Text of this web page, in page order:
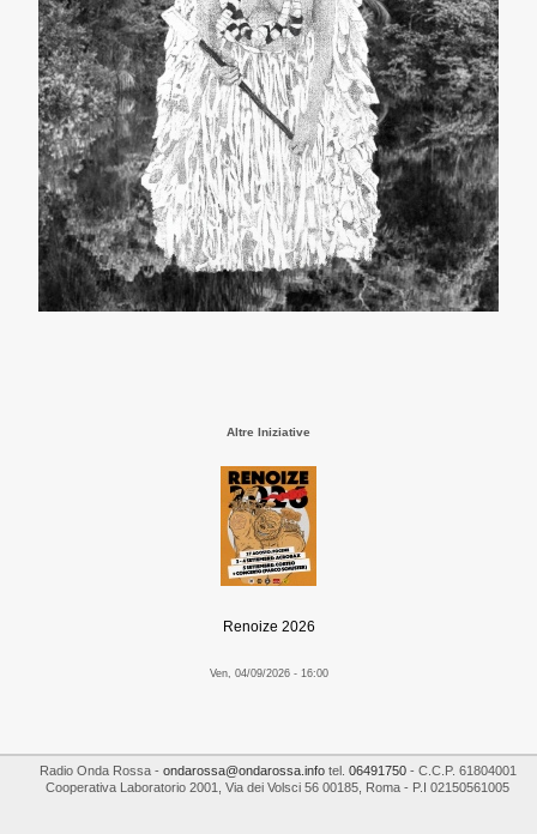
Altre Iniziative
Renoize 2026
Ven, 04/09/2026 - 16:00
Radio Onda Rossa- ondarossa@ondarossa.infotel. 06491750- C.C.P. 61804001
Cooperativa Laboratorio 2001
Via dei Volsci 56 00185 Roma - P.I 02150561005